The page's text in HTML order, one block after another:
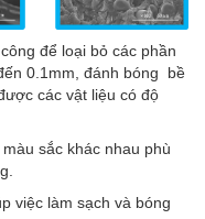
để loại bỏ các phần
0.1mm, đánh bóng bề
các vật liệu có độ
sắc khác nhau phù
việc làm sạch và bóng